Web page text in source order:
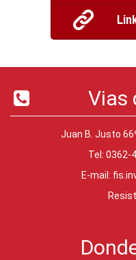
Vias
Juan B. Justo
Tel: 0362-
E-mail: